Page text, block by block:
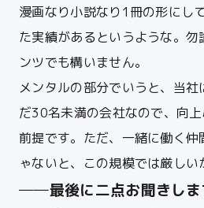
漫画なり小説なり1冊の形にし
た実績があるというような。
ンツでも構いません。
メンタルの部分でいうと、当社
だ30名未満の会社なので、向
前提です。ただ、一緒に働く仲
ゃないと、この規模では厳しい
──最後に二点お聞きしま